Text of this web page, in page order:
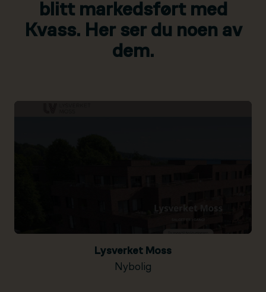
blitt markedsført med
Kvass. Her ser du noen av
dem.
Lysverket Moss
Nybolig